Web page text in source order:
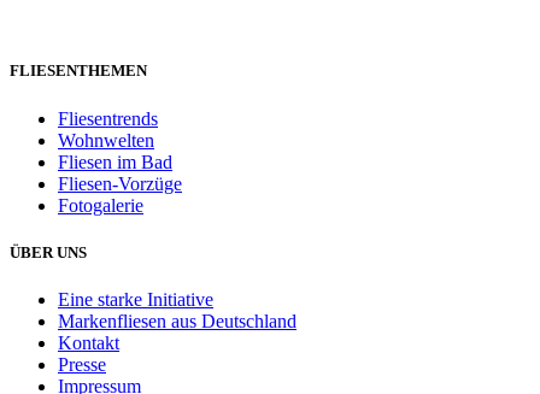
FLIESENTHEMEN
Fliesentrends
Wohnwelten
Fliesen im Bad
Fliesen-Vorzüge
Fotogalerie
ÜBER UNS
Eine starke Initiative
Markenfliesen aus Deutschland
Kontakt
Presse
Impressum